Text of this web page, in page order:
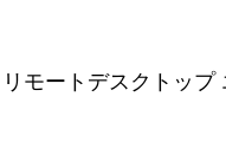
モートデスクトッ